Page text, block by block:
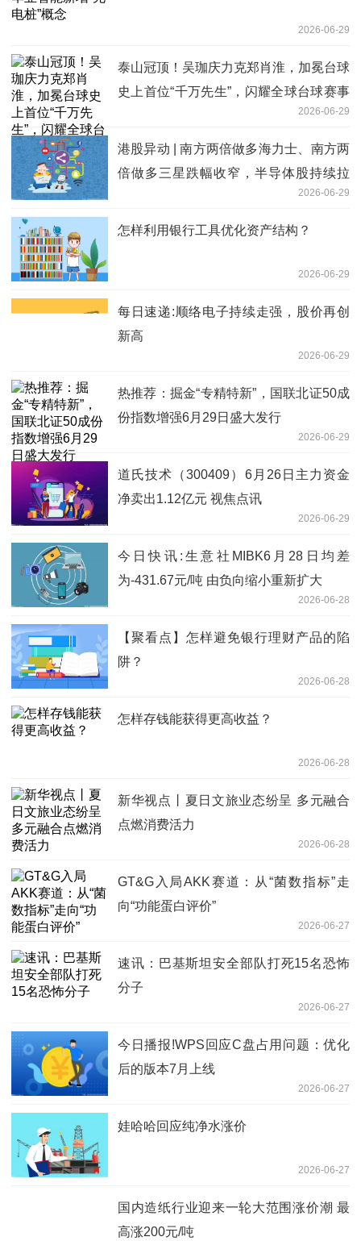
2026-06-29
泰山冠顶！吴珈庆力克郑肖淮，加冕台球
史上首位“千万先生”，闪耀全球台球赛事
2026-06-29
港股异动 | 南方两倍做多海力士、南方两
倍做多三星跌幅收窄，半导体股持续拉
2026-06-29
怎样利用银行工具优化资产结构？
2026-06-29
每日速递:顺络电子持续走强，股价再创
新高
2026-06-29
热推荐：掘金“专精特新”，国联北证50成
份指数增强6月29日盛大发行
2026-06-29
道氏技术（300409）6月26日主力资金
净卖出1.12亿元 视焦点讯
2026-06-29
今日快讯:生意社MIBK6月28日均差
为-431.67元/吨 由负向缩小重新扩大
2026-06-28
【聚看点】怎样避免银行理财产品的陷
阱？
2026-06-28
怎样存钱能获得更高收益？
2026-06-28
新华视点丨夏日文旅业态纷呈 多元融合
点燃消费活力
2026-06-28
GT&G入局AKK赛道：从“菌数指标”走
向“功能蛋白评价”
2026-06-27
速讯：巴基斯坦安全部队打死15名恐怖
分子
2026-06-27
今日播报!WPS回应C盘占用问题：优化
后的版本7月上线
2026-06-27
娃哈哈回应纯净水涨价
2026-06-27
国内造纸行业迎来一轮大范围涨价潮 最
高涨200元/吨